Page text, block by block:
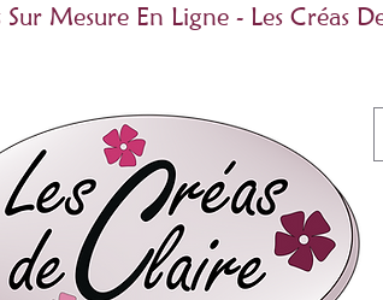
Mesure En Ligne - Les Créas